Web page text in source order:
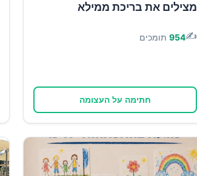
מצילים את בריכת ממילא
✍️
954 תומכים
חתימה על העצומה